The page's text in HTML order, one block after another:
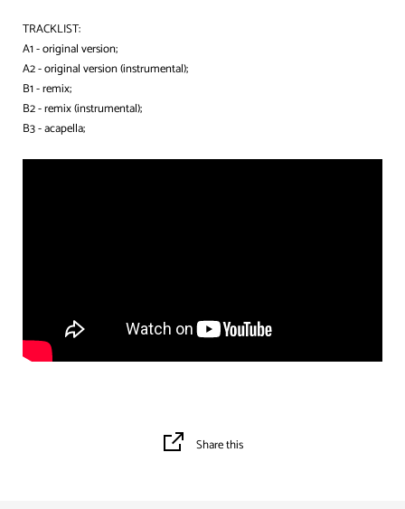
TRACKLIST:
A1 - original version;
A2 - original version (instrumental);
B1 - remix;
B2 - remix (instrumental);
B3 - acapella;
Share this